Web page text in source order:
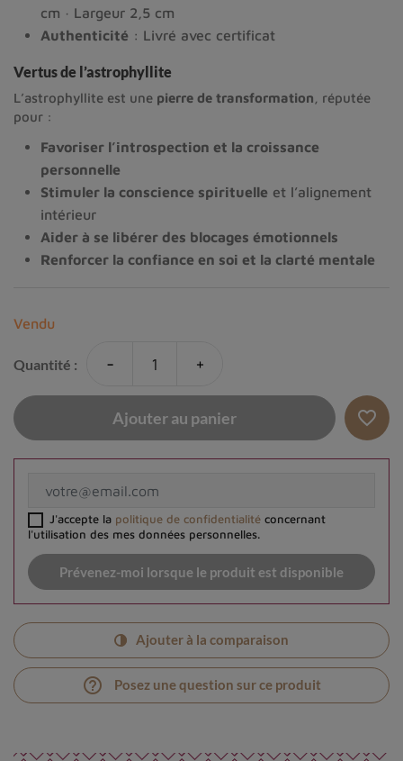
cm · Largeur 2,5 cm
Authenticité : Livré avec certificat
Vertus de l’astrophyllite
L’astrophyllite est une pierre de transformation , réputée
pour :
Favoriser l’introspection et la croissance
personnelle
Stimuler la conscience spirituelle et l’alignement
intérieur
Aider à se libérer des blocages émotionnels
Renforcer la confiance en soi et la clarté mentale
Vendu
Quantité : - +
Ajouter au panier favorite_border
J'accepte la politique de confidentialitéconcernant
l'utilisation des mes données personnelles.
Prévenez-moi lorsque le produit est disponible
Ajouter à la comparaison
help_outline Posez une question sur ce produit